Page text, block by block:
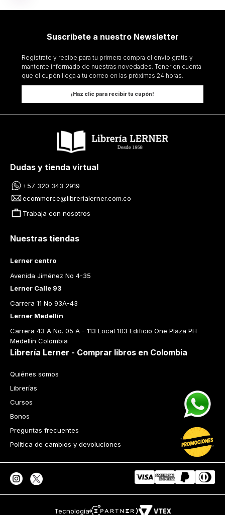
Suscríbete a nuestro Newsletter
Regístrate y recibe para tu primera compra el envío gratis y
mantente informado de nuestras novedades. Tener en cuenta
que el cupón llega a tu correo en las próximas 24 horas.
¡Haz clic para recibir tu cupón!
Dudas y tienda virtual
+57 320 343 2919
ecommerce@librerialerner.com.co
Trabaja con nosotros
Nuestras tiendas
Lerner centro
Avenida Jiménez No 4-35
Lerner Calle 93
Carrera 11 No 93A-43
Lerner Medellín
Carrera 43 A No. 05 A - 113 Local 103 Edificio One Plaza PH
Medellín Colombia
Librería Lerner - Comprar libros en Colombia
Quiénes somos
Librerías
Cursos
Bonos
Preguntas frecuentes
Política de cambios y devoluciones
Tecnología